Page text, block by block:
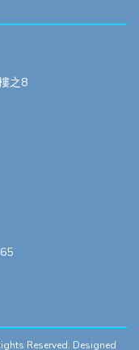
之8
Reserved. Designed